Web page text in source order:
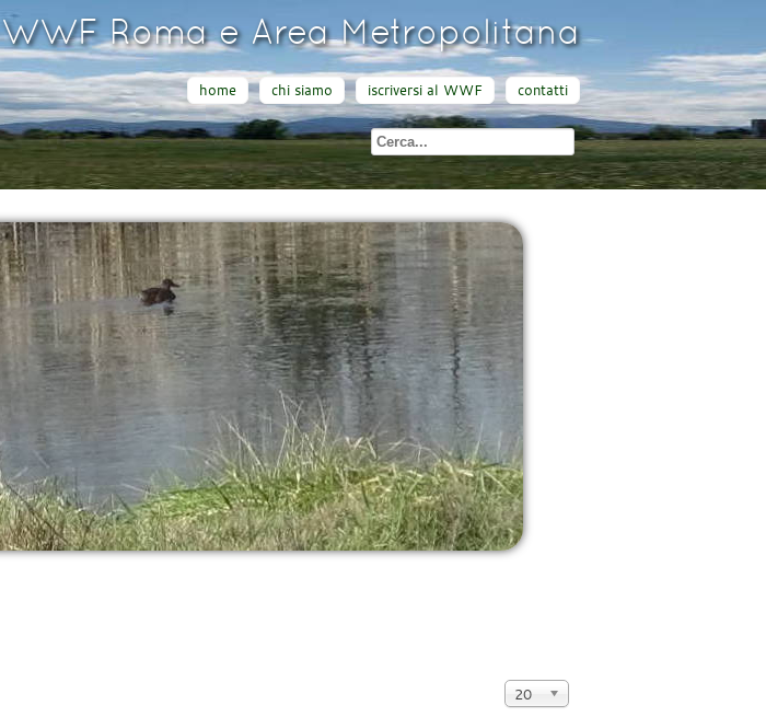
WWF Roma e Area Metropolitana
home chi siamo iscriversi al WWF contatti
Visualizza
20